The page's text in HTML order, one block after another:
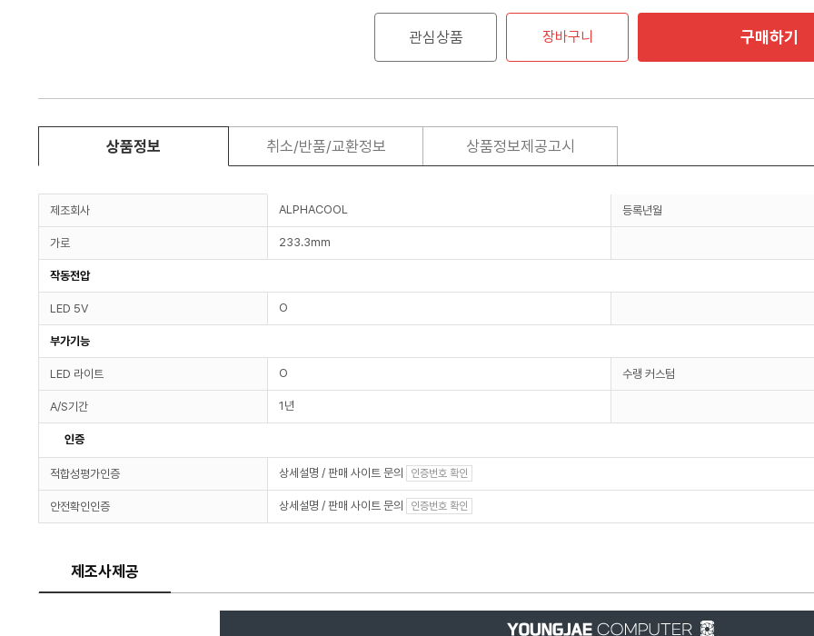
관심상품 장바구니 구매하기
상품정보 취소/반품/교환정보 상품정보제공고시
제조회사 ALPHACOOL 등록년월
가로 233.3mm
작동전압
LED 5V O
부가기능
LED 라이트 O 수랭 커스텀
A/S기간 1년
인증
적합성평가인증 상세설명 / 판매 사이트 문의 인증번호 확인
안전확인인증 상세설명 / 판매 사이트 문의 인증번호 확인
제조사제공